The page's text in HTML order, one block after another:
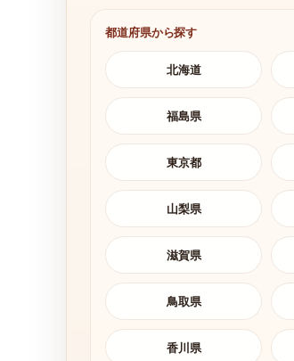
都道府県から探す
北海道
福島県
東京都
山梨県
滋賀県
鳥取県
香川県